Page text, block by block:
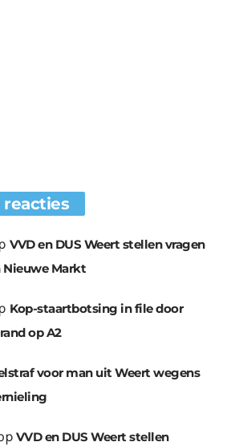
reacties
VVD en DUS Weert stellen vragen
Markt
Kop-staartbotsing in file door
op A2
voor man uit Weert wegens
VVD en DUS Weert stellen